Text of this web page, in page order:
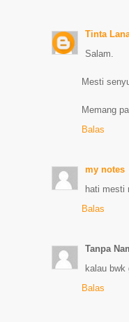
Tinta
Salam.
Mesti
Memang
Balas
my notes
hati mesti
Balas
Tanpa
kalau
Balas